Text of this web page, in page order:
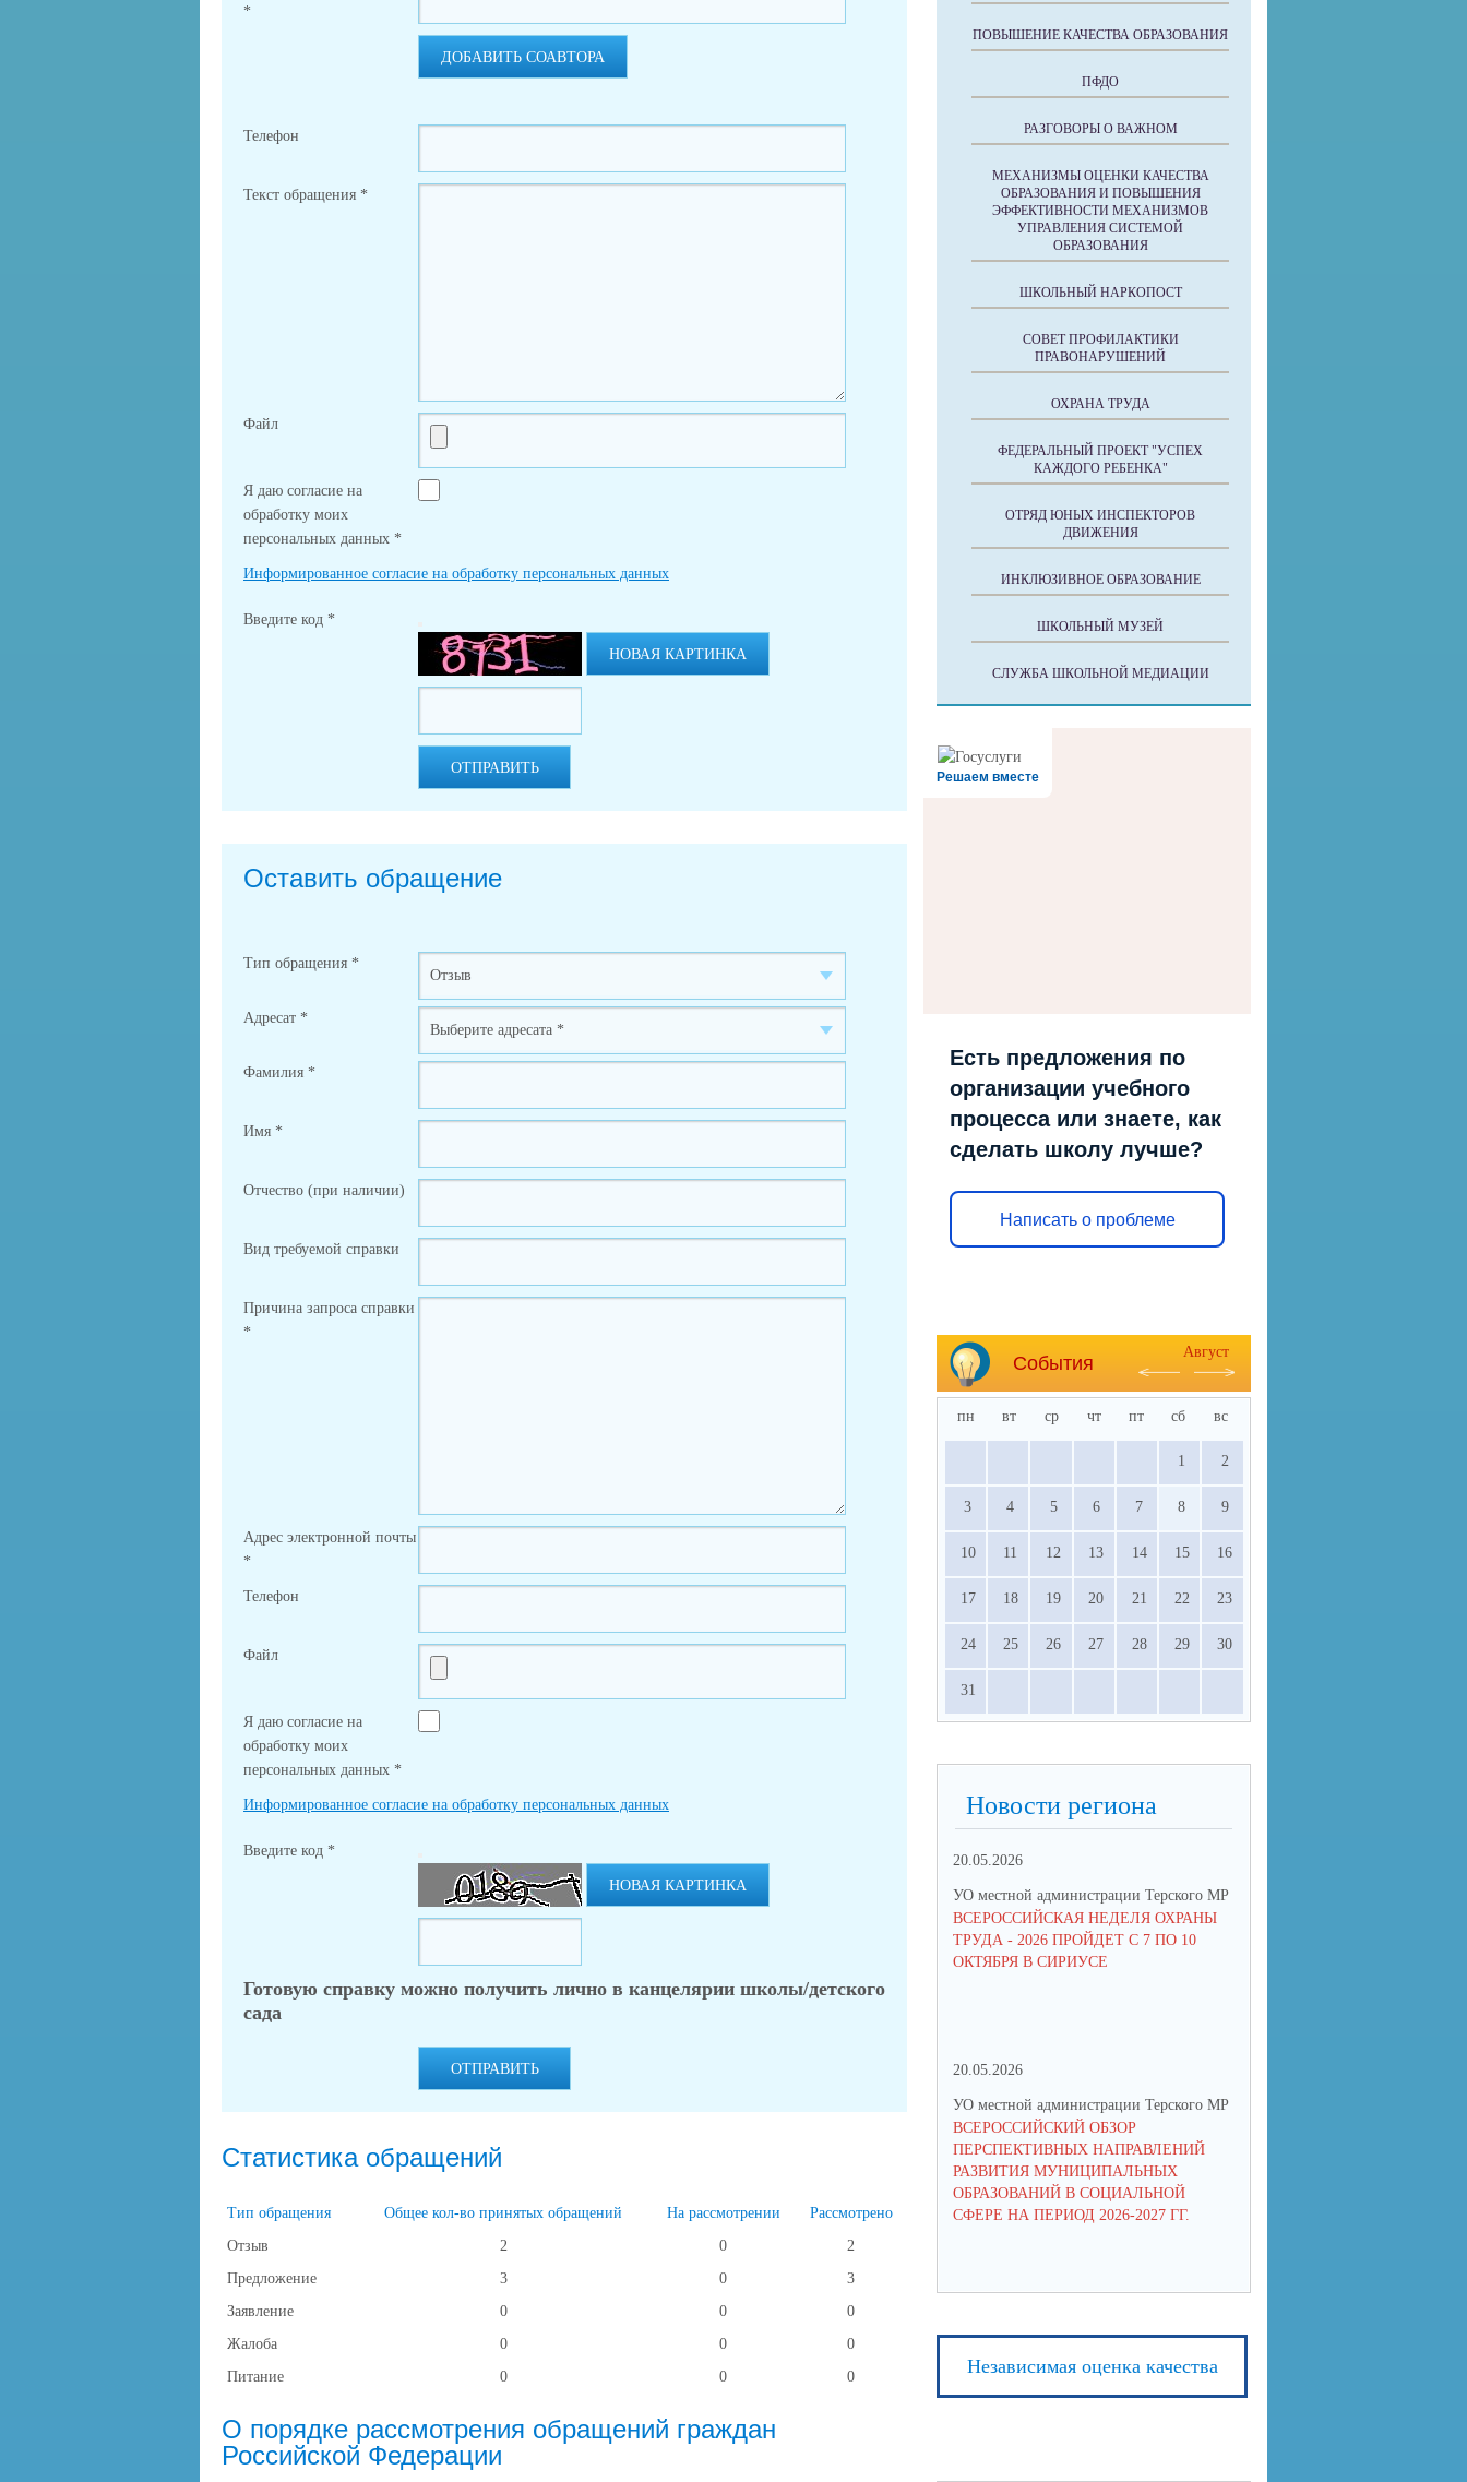
*
ДОБАВИТЬ СОАВТОРА
Телефон
Текст обращения *
Файл
Я даю согласие на
обработку моих
персональных данных *
Информированное согласие на обработку персональных данных
Введите код *
НОВАЯ КАРТИНКА
ОТПРАВИТЬ
Оставить обращение
Тип обращения *
Адресат *
Фамилия *
Имя *
Отчество (при наличии)
Вид требуемой справки
Причина запроса справки
*
Адрес электронной почты
*
Телефон
Файл
Я даю согласие на
обработку моих
персональных данных *
Информированное согласие на обработку персональных данных
Введите код *
НОВАЯ КАРТИНКА
Готовую справку можно получить лично в канцелярии школы/детского
сада
ОТПРАВИТЬ
Статистика обращений
Тип обращения Общее кол-во принятых обращений На рассмотрении
Рассмотрено
Отзыв
2 0
2
Предложение
3 0
3
Заявление
0 0
0
Жалоба
0 0
0
Питание
0 0 0
О порядке рассмотрения обращений граждан
Российской Федерации
ПОВЫШЕНИЕ КАЧЕСТВА ОБРАЗОВАНИЯ
ПФДО
РАЗГОВОРЫ О ВАЖНОМ
МЕХАНИЗМЫ ОЦЕНКИ КАЧЕСТВА
ОБРАЗОВАНИЯ И ПОВЫШЕНИЯ
ЭФФЕКТИВНОСТИ МЕХАНИЗМОВ
УПРАВЛЕНИЯ СИСТЕМОЙ
ОБРАЗОВАНИЯ
ШКОЛЬНЫЙ НАРКОПОСТ
СОВЕТ ПРОФИЛАКТИКИ
ПРАВОНАРУШЕНИЙ
ОХРАНА ТРУДА
ФЕДЕРАЛЬНЫЙ ПРОЕКТ "УСПЕХ
КАЖДОГО РЕБЕНКА"
ОТРЯД ЮНЫХ ИНСПЕКТОРОВ
ДВИЖЕНИЯ
ИНКЛЮЗИВНОЕ ОБРАЗОВАНИЕ
ШКОЛЬНЫЙ МУЗЕЙ
СЛУЖБА ШКОЛЬНОЙ МЕДИАЦИИ
Решаем вместе
Есть предложения по
организации учебного
процесса или знаете, как
сделать школу лучше?
Написать о проблеме
События
Август
пн вт ср чт пт сб вс
1 2
3 4 5 6 7 8 9
10 11 12 13 14 15 16
17 18 19 20 21 22 23
24 25 26 27 28 29 30
31
Новости региона
20.05.2026
УО местной администрации Терского МР
ВСЕРОССИЙСКАЯ НЕДЕЛЯ ОХРАНЫ
ТРУДА - 2026 ПРОЙДЕТ С 7 ПО 10
ОКТЯБРЯ В СИРИУСЕ
20.05.2026
УО местной администрации Терского МР
ВСЕРОССИЙСКИЙ ОБЗОР
ПЕРСПЕКТИВНЫХ НАПРАВЛЕНИЙ
РАЗВИТИЯ МУНИЦИПАЛЬНЫХ
ОБРАЗОВАНИЙ В СОЦИАЛЬНОЙ
СФЕРЕ НА ПЕРИОД 2026-2027 ГГ.
Независимая оценка качества